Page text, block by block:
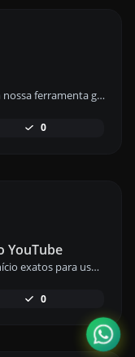
Gere links do WhatsApp sem esforço com nossa ferramenta geradora de links do WhatsApp para comunicação instantânea.
0
YouTube
Gere links do YouTube com horários de início exatos para usuários móveis usando nossa ferramenta geradora de links de timestamp do YouTube.
0